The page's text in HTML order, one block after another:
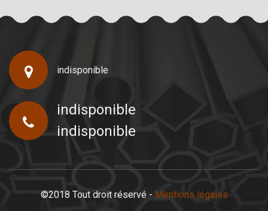
indisponible
indisponible
indisponible
©2018 Tout droit réservé - Mentions légales